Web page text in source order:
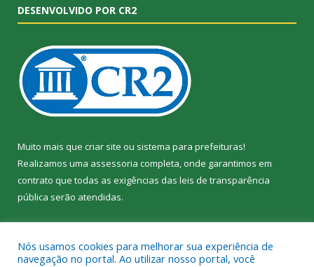
DESENVOLVIDO POR CR2
Muito mais que criar site ou sistema para prefeituras!
Realizamos uma assessoria completa, onde garantimos em
contrato que todas as exigências das leis de transparência
pública serão atendidas.
Nós usamos cookies para melhorar sua experiência de
navegação no portal. Ao utilizar nosso portal, você